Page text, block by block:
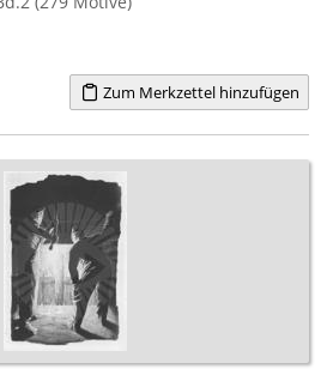
Zum Merkzettel hinzufügen